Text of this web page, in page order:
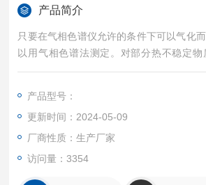
产品简介
只要在气相色谱仪允许的条件下可以气化
以用气相色谱法测定。对部分热不稳定物
质，通过化学衍生化的方法，仍可用气相
用。5890色谱仪厂家
产品型号：
更新时间：2024-05-09
厂商性质：生产厂家
访问量：3354